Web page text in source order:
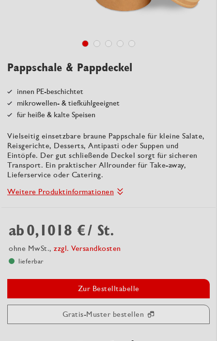
Pappschale & Pappdeckel
innen PE-beschichtet
mikrowellen- & tiefkühlgeeignet
für heiße & kalte Speisen
Vielseitig einsetzbare braune Pappschale für kleine Salate,
Reisgerichte, Desserts, Antipasti oder Suppen und
Eintöpfe. Der gut schließende Deckel sorgt für sicheren
Transport. Ein praktischer Allrounder für Take-away,
Lieferservice oder Catering.
Weitere Produktinformationen
ab0,1018 €/ St.
ohne MwSt., zzgl. Versandkosten
lieferbar
Zur Bestelltabelle
Gratis-Muster bestellen